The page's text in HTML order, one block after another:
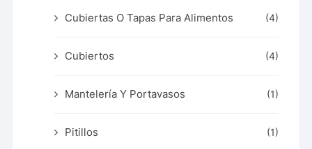
Cubiertas O Tapas Para Alimentos (4)
Cubiertos (4)
Mantelería Y Portavasos (1)
Pitillos (1)